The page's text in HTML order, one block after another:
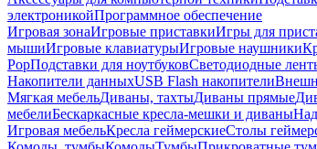
электроникойПрограммное обеспечение
Игровая зонаИгровые приставкиИгры для
мышиИгровые клавиатурыИгровые наушники
PopПодставки для ноутбуковСветодиодные
Накопители данныхUSB Flash накопители
Мягкая мебельДиваны, тахтыДиваны прямые
мебелиБескаркасные кресла-мешки и диваны
Игровая мебельКресла геймерскиеСтолы